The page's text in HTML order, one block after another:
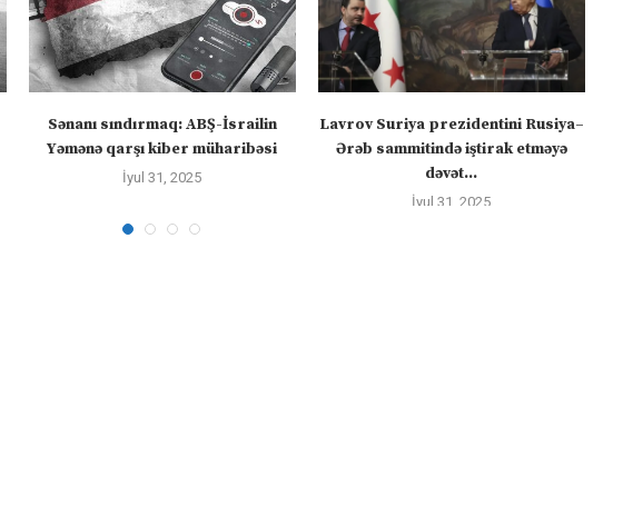
Sənanı sındırmaq: ABŞ-İsrailin
Yəmənə qarşı kiber müharibəsi
İyul 31, 2025
Lavrov Suriya prezidentini Rusiya–
Ərəb sammitində iştirak etməyə
dəvət...
İyul 31, 2025